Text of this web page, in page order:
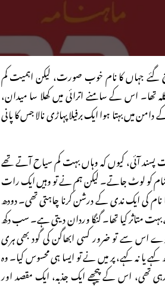
گئے جہاں کا نام خوب صورت، لیکن اہمیت کم
تھا۔ اس کے سامنے اترائی میں کھلا سا میدان،
میں بہتا ہوا ایک برفیلا پہاڑی نالا جس کا پانی
پسند آئی، کیوں کہ وہاں بہت کم سیاح آتے تھے
کو لوٹ جاتے۔ لیکن ہم نے تو وہیں ایک رات
نام کی ایک ندی کے درشن کرنا چاہتی تھی۔ دودھ
متاثر کیا تھا۔ گنگا وردان دیتی ہے۔ سب دکھ
دے اس سے تو ضرور کسی ابھاگن کی گود بھی ہری
یا نہ کہے، پر میں نے تو ایسا ہی محسوس کیا۔ وہ
تھی، اس کے پیچھے ایک جذبہ، ایک مقصد اور